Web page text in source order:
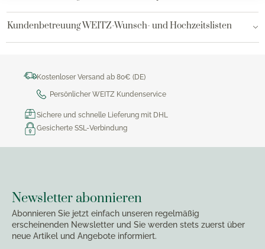
Kundenbetreuung WEITZ-Wunsch- und Hochzeitslisten
Kostenloser Versand ab 80€ (DE)
Persönlicher WEITZ Kundenservice
Sichere und schnelle Lieferung mit DHL
Gesicherte SSL-Verbindung
Newsletter abonnieren
Abonnieren Sie jetzt einfach unseren regelmäßig
erscheinenden Newsletter und Sie werden stets zuerst über
neue Artikel und Angebote informiert.